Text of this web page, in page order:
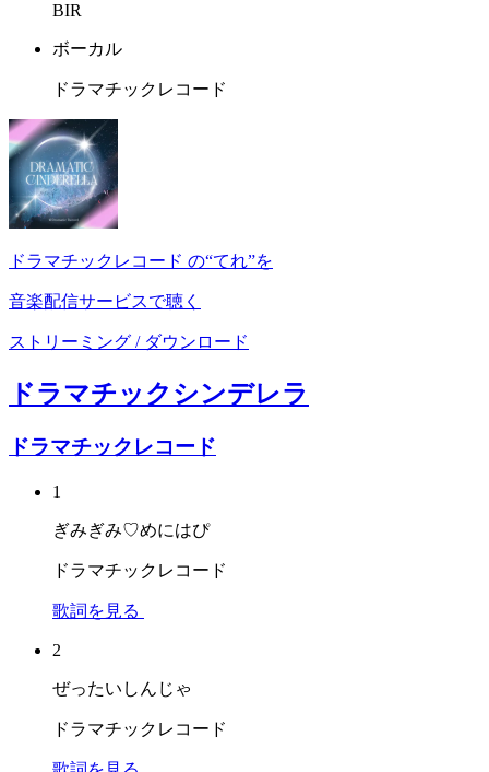
BIR
ボーカル
ドラマチックレコード
ドラマチックレコード の“てれ”を
音楽配信サービスで聴く
ストリーミング / ダウンロード
ドラマチックシンデレラ
ドラマチックレコード
1
ぎみぎみ♡めにはぴ
ドラマチックレコード
歌詞を見る
2
ぜったいしんじゃ
ドラマチックレコード